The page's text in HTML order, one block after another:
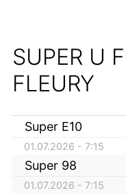
SUPER U
FLEURY
Super E10
01.07.2026 - 7:15
Super 98
01.07.2026 - 7:15